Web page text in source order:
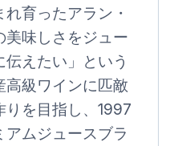
育ったアラン・
美味しさをジュー
えたい」という
高級ワインに匹敵
を目指し、1997
ムジュースブラ